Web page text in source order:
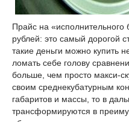
Прайс на
рублей: это самый дорогой
такие деньги можно купить
ломать себе голову
больше, чем просто макси-
своим среднекубатурным
габаритов и массы, то в
трансформируются в